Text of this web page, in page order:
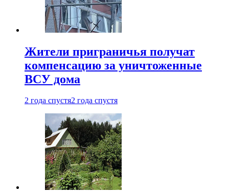
Жители приграничья получат
компенсацию за уничтоженные
ВСУ дома
2 года спустя2 года спустя